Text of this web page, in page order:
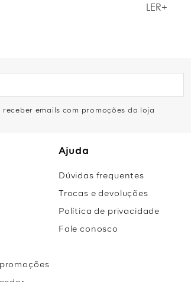
LER
receber emails com promoções da loja
Ajuda
Dúvidas frequentes
Trocas e devoluções
Política de privacidade
Fale conosco